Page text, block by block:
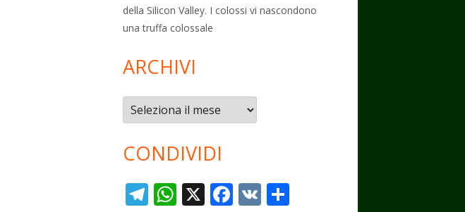
della Silicon Valley. I colossi vi nascondono
una truffa colossale
ARCHIVI
Archivi
CONDIVIDI
T W X F V